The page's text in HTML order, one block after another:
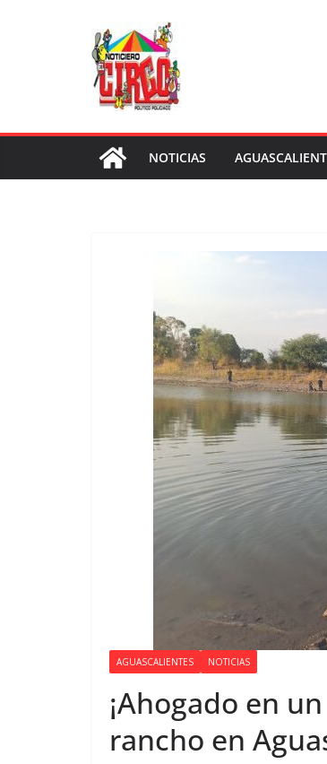
NOTICIAS
AGUASCALIENTES NOTICIAS
¡Ahogado en
rancho en